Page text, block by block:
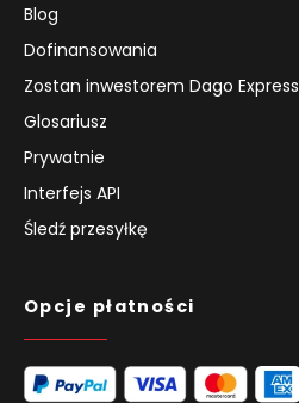
Blog
Dofinansowania
Zostan inwestorem Dago Express
Glosariusz
Prywatnie
Interfejs API
Śledź przesyłkę
Opcje płatności